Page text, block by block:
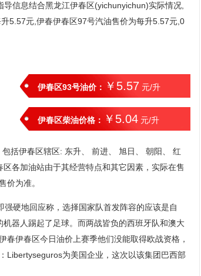
导信息结合黑龙江伊春区(yichunyichun)实际情况,
5.57元,伊春伊春区97号汽油售价为每升5.57元,0
伊春区93号油价： ￥5.57 元/升
伊春区柴油价格： ￥5.04 元/升
括伊春区辖区: 东升、 前进、 旭日、 朝阳、 红
各加油站由于其经营特点和其它因素，实际在售
价为准。
硬地回应称，选择国家队首发阵容的应该是自
器人踢起了足球。而两战皆负的西班牙队和澳大
伊春区今日油价上赛季他们没能取得欧战资格，
Libertyseguros为美国企业，这次以该集团巴西部